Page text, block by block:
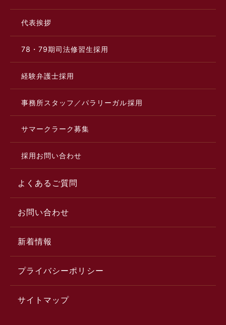
代表挨拶
78・79期司法修習生採用
経験弁護士採用
事務所スタッフ／パラリーガル採用
サマークラーク募集
採用お問い合わせ
よくあるご質問
お問い合わせ
新着情報
プライバシーポリシー
サイトマップ